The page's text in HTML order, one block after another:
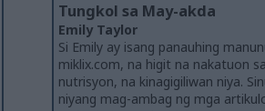
Tungkol sa May-akda
Emily Taylor
Si Emily ay isang panauhing
miklix.com, na higit na nakatuon
nutrisyon, na kinagigiliwan niya.
niyang mag-ambag ng mga